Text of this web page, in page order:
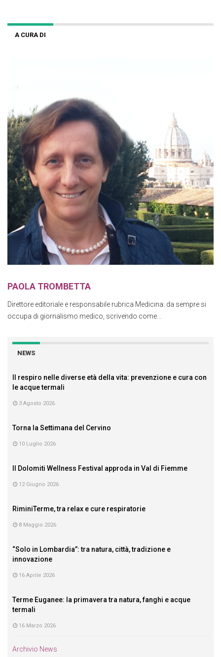
A CURA DI
PAOLA TROMBETTA
Direttore editoriale e responsabile rubrica Medicina: da sempre si
occupa di giornalismo medico, scrivendo come...
NEWS
Il respiro nelle diverse età della vita: prevenzione e cura con
le acque termali
3 Agosto 2026
Torna la Settimana del Cervino
10 Luglio 2026
Il Dolomiti Wellness Festival approda in Val di Fiemme
12 Giugno 2026
RiminiTerme, tra relax e cure respiratorie
8 Maggio 2026
“Solo in Lombardia”: tra natura, città, tradizione e
innovazione
16 Aprile 2026
Terme Euganee: la primavera tra natura, fanghi e acque
termali
16 Marzo 2026
Archivio News